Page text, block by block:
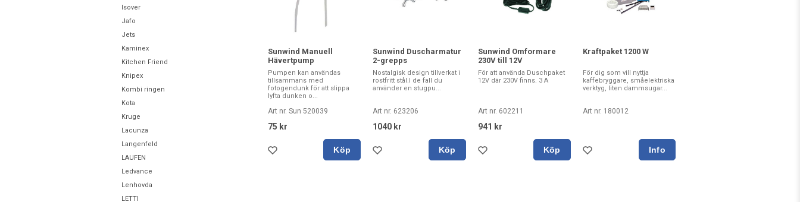
Isover
Jafo
Jets
Kaminex
Kitchen Friend
Knipex
Kombi ringen
Kota
Kruge
Lacunza
Langenfeld
LAUFEN
Ledvance
Lenhovda
LETTI
Sunwind Manuell
Hävertpump
Pumpen kan användas
tillsammans med
fotogendunk för att slippa
lyfta dunken o...
Art nr. Sun 520039
75 kr
Köp
Sunwind Duscharmatur
2-grepps
Nostalgisk design tillverkat i
rostfritt stål.I de fall du
använder en stugpu...
Art nr. 623206
1040 kr
Köp
Sunwind Omformare
230V till 12V
För att använda Duschpaket
12V där 230V finns. 3 A
Art nr. 602211
941 kr
Köp
Kraftpaket 1200 W
För dig som vill nyttja
kaffebryggare, småelektriska
verktyg, liten dammsugar...
Art nr. 180012